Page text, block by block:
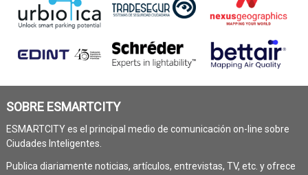
SOBRE ESMARTCITY
ESMARTCITY es el principal medio de comunicación on-line sobre
Ciudades Inteligentes.
Publica diariamente noticias, artículos, entrevistas, TV, etc. y ofrece